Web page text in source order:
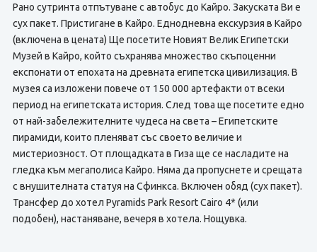
Рано сутринта отпътуване с автобус до Кайро. Закуската Ви е
сух пакет. Пристигане в Кайро. Еднодневна екскурзия в Кайро
(включена в цената) Ще посетите Новият Велик Египетски
Музей в Кайро, който съхранява множество скъпоценни
експонати от епохата на древната египетска цивилизация. В
музея са изложени повече от 150 000 артефакти от всеки
период на египетската история. След това ще посетите едно
от най-забележителните чудеса на света – Египетските
пирамиди, които пленяват със своето величие и
мистериозност. От площадката в Гиза ще се насладите на
гледка към мегаполиса Кайро. Няма да пропуснете и срещата
с внушителната статуя на Сфинкса. Включен обяд (сух пакет).
Трансфер до хотел Pyramids Park Resort Cairo 4* (или
подобен), настаняване, вечеря в хотела. Нощувка.